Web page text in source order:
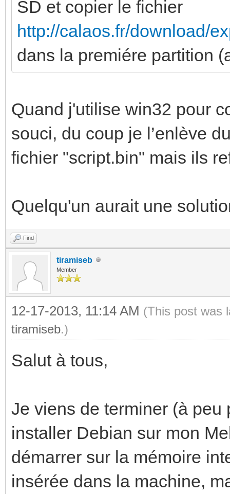
SD et copier le fichier
http://calaos.fr/download/
dans la premiére partition
Quand j'utilise win32 pour
souci, du coup je l’enlève
fichier "script.bin" mais ils
Quelqu'un aurait une
Find
tiramiseb
Member
12-17-2013, 11:14 AM (This post was
tiramiseb.)
Salut à tous,
Je viens de terminer (à
installer Debian sur mon
démarrer sur la mémoire
insérée dans la machine,